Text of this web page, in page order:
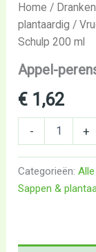
Home / Dranken
plantaardig /
Schulp 200 ml
Appel-
€ 1,62
- +
Categorieën:
Sappen &